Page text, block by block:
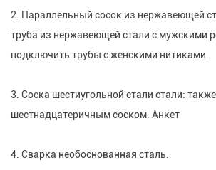
2. Параллельный сосок из нержавеющей
труба из нержавеющей стали с мужскими
подключить трубы с женскими нитиками.
3. Соска шестиугольной стали стали:
шестнадцатеричным соском. Анкет
4. Сварка необоснованная сталь.